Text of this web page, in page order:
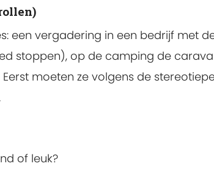
een vergadering in een bedrijf met
stoppen), op de camping de
moeten ze volgens de
of leuk?